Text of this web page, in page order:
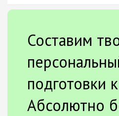
Составим
подготовки
Абсолютно